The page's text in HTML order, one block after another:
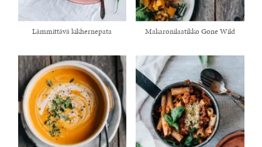
Lämmittävä kikhernepata Makaronilaatikko Gone Wild